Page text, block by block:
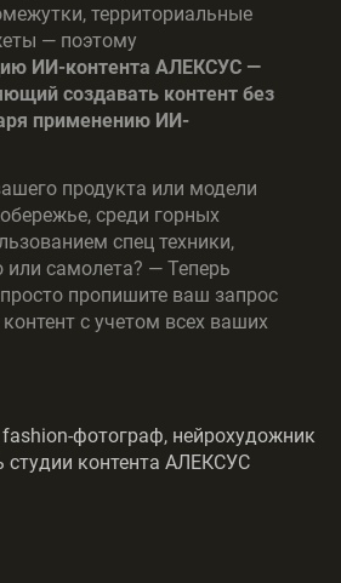
территориальные
— поэтому
ИИ-контента АЛЕКСУС —
создавать контент без
применению ИИ-
продукта или модели
среди горных
спец техники,
самолета? — Теперь
пропишите ваш запрос
с учетом всех ваших
фотограф, нейрохудожник
студии контента АЛЕКСУС